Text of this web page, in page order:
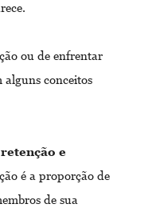
ou de enfrentar
alguns conceitos
e
é a proporção de
de sua